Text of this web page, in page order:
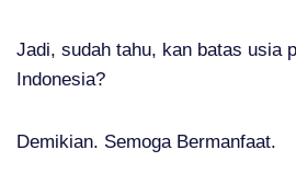
Jadi, sudah tahu, kan batas usia
Indonesia?
Demikian. Semoga Bermanfaat.